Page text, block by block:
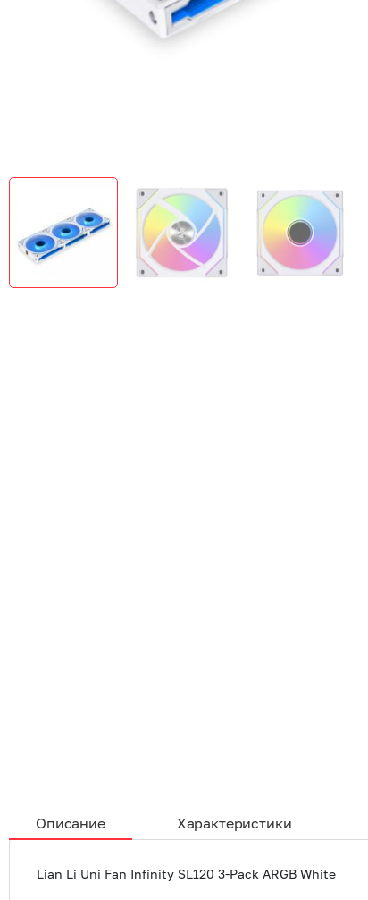
Описание Характеристики
Lian Li Uni Fan Infinity SL120 3-Pack ARGB White